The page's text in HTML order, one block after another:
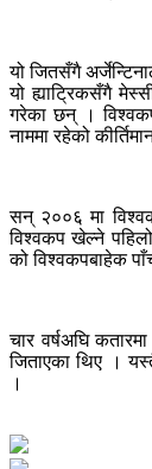
यो जितसँगै
यो ह्याट्रिकसँगै
गरेका छन् ।
नाममा रहेको
सन् २००६ मा
विश्वकप खेल्ने
को विश्वकपबाहेक
चार वर्षअघि
जिताएका थिए ।
।